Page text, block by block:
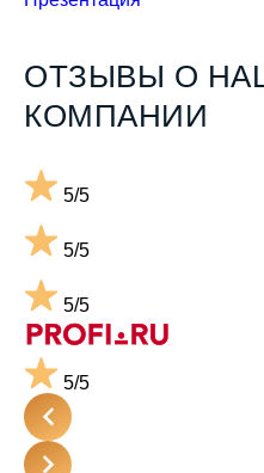
ОТЗЫВЫ О
КОМПАНИИ
5/5
5/5
5/5
5/5